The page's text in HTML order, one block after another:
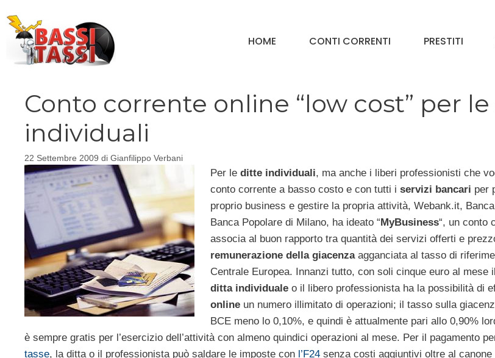
contenuto
HOME CONTI CORRENTI PRESTITI
Conto corrente online “low cost” per
individuali
22 Settembre 2009 di Gianfilippo Verbani
Per le ditte individuali, ma anche i liberi professionisti che
conto corrente a basso costo e con tutti i servizi bancari per
proprio business e gestire la propria attività, Webank.it,
Banca Popolare di Milano, ha ideato “MyBusiness“, un conto
associa al buon rapporto tra quantità dei servizi offerti e
remunerazione della giacenzaagganciata al tasso di
Centrale Europea. Innanzi tutto, con soli cinque euro al mese il
ditta individualeo il libero professionista ha la possibilità di
onlineun numero illimitato di operazioni; il tasso sulla
BCE meno lo 0,10%, e quindi è attualmente pari allo 0,90%
è sempre gratis per l’esercizio dell’attività con almeno quindici operazioni al mese. Per il pagamento
tasse, la ditta o il professionista può saldare le imposte con l’F24 senza costi aggiuntivi oltre al